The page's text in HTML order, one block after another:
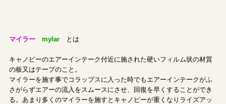
マイラー mylarとは
キャノピーのエアーインテーク付近に施された硬いフィルム状の材質
の板又はテープのこと。
マイラーを施す事でコラップスに入った時でもエアーインテークがふ
さがらずエアーの流入をスムースにさせ、回復を早くすることができ
る。あまり多くのマイラーを施すとキャノピーが重くなりライズアッ